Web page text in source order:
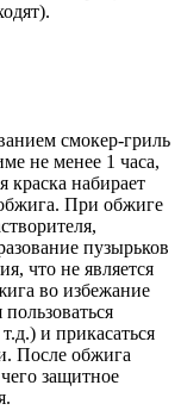
смокер-гриль
не менее 1 часа,
краска набирает
При обжиге
пузырьков
что не является
во избежание
и прикасаться
После обжига
защитное